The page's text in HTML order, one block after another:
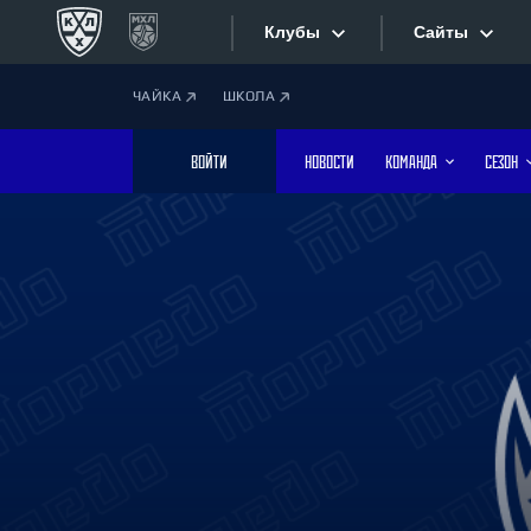
Клубы
Дивизион Боброва
Лада
Сайты
Фотобанк
ЧАЙКА ШКОЛА
ВОЙТИ НОВОСТИ КОМАНДА СЕЗОН